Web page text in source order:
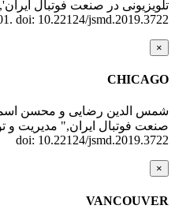
تلویزیونی در صنعت فوتبال ایران',
doi: 10.22124/jsmd.2019.3722
×
CHICAGO
شمس الدین رضایی و محسن
doi: 10.22124/jsmd.2019.3722
×
VANCOUVER